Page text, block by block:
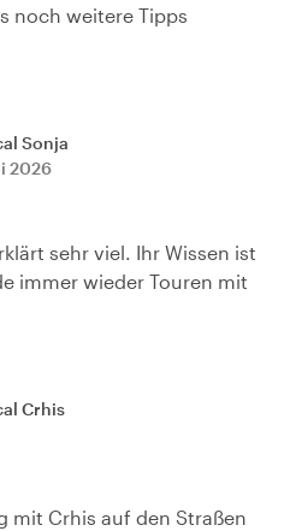
noch weitere Tipps
Sonja
2026
sehr viel. Ihr Wissen ist
immer wieder Touren mit
Crhis
mit Crhis auf den Straßen